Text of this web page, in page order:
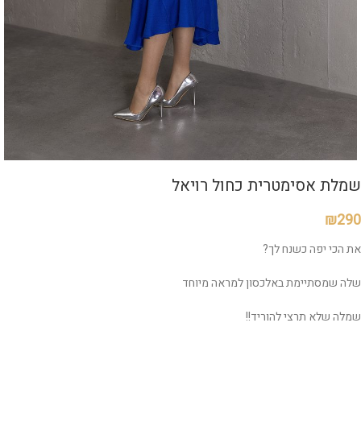
שמלת אסימטרית כחול רויאל
₪290
את הכי יפה כשנח לך?
שלה שמסתיימת באלכסון למראה מיוחד
שמלה שלא תרצי להוריד!!